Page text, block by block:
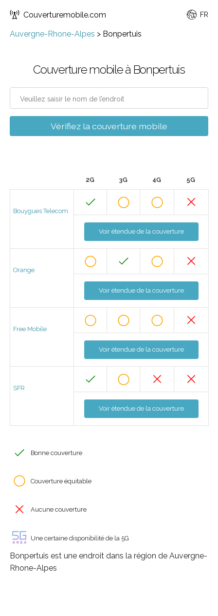
Couverturemobile.com FR
Auvergne-Rhone-Alpes > Bonpertuis
Couverture mobile à Bonpertuis
Vérifiez la couverture mobile
2G 3G 4G 5G
Bouygues Telecom
Voir étendue de la couverture
Orange
Voir étendue de la couverture
Free Mobile
Voir étendue de la couverture
SFR
Voir étendue de la couverture
Bonne couverture
Couverture équitable
Aucune couverture
Une certaine disponibilité de la 5G
Bonpertuis est une endroit dans la région de Auvergne-
Rhone-Alpes